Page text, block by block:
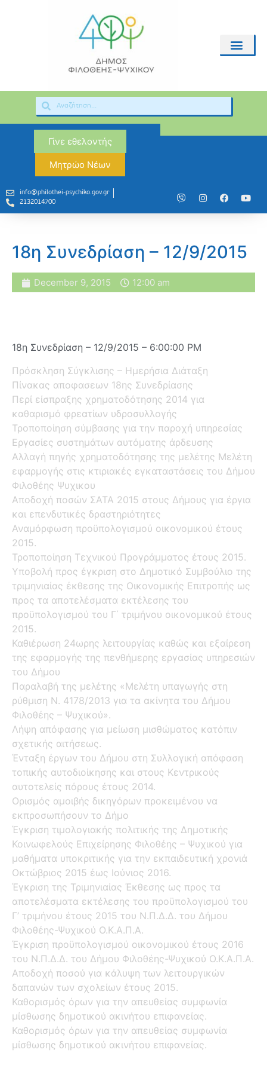
Γίνε εθελοντής
Μητρώο Νέων
info@philothei-psychiko.gov.gr
2132014700
18η Συνεδρίαση – 12/9/2015
December 9, 2015 12:00 am
18η Συνεδρίαση – 12/9/2015 – 6:00:00 PM
Πρόσκληση Σύγκλισης – Ημερήσια Διάταξη
Πίνακας αποφασεων 18ης Συνεδρίασης
Περί είσπραξης χρηματοδότησης 2014 για
καθαρισμό φρεατίων υδροσυλλογής
Τροποποίηση σύμβασης για την παροχή υπηρεσίας
Εργασίες συστημάτων αυτόματης άρδευσης
Αλλαγή πηγής χρηματοδότησης της μελέτης Μελέτη
εφαρμογής στις κτιριακές εγκαταστάσεις του Δήμου
Φιλοθέης Ψυχικου
Αποδοχή ποσών ΣΑΤΑ 2015 στους Δήμους για έργια
και επενδυτικές δραστηριότητες
Αναμόρφωση προϋπολογισμού οικονομικού έτους
2015.
Τροποποίηση Τεχνικού Προγράμματος έτους 2015.
Υποβολή προς έγκριση στο Δημοτικό Συμβούλιο της
τριμηνιαίας έκθεσης της Οικονομικής Επιτροπής ως
προς τα αποτελέσματα εκτέλεσης του
προϋπολογισμού του Γ΄ τριμήνου οικονομικού έτους
2015.
Καθιέρωση 24ωρης λειτουργίας καθώς και εξαίρεση
της εφαρμογής της πενθήμερης εργασίας υπηρεσιών
του Δήμου
Παραλαβή της μελέτης «Μελέτη υπαγωγής στη
ρύθμιση Ν. 4178/2013 για τα ακίνητα του Δήμου
Φιλοθέης – Ψυχικού».
Λήψη απόφασης για μείωση μισθώματος κατόπιν
σχετικής αιτήσεως.
Ένταξη έργων του Δήμου στη Συλλογική απόφαση
τοπικής αυτοδιοίκησης και στους Κεντρικούς
αυτοτελείς πόρους έτους 2014.
Ορισμός αμοιβής δικηγόρων προκειμένου να
εκπροσωπήσουν το Δήμο
Έγκριση τιμολογιακής πολιτικής της Δημοτικής
Κοινωφελούς Επιχείρησης Φιλοθέης – Ψυχικού για
μαθήματα υποκριτικής για την εκπαιδευτική χρονιά
Οκτώβριος 2015 έως Ιούνιος 2016.
Έγκριση της Τριμηνιαίας Έκθεσης ως προς τα
αποτελέσματα εκτέλεσης του προϋπολογισμού του
Γ’ τριμήνου έτους 2015 του Ν.Π.Δ.Δ. του Δήμου
Φιλοθέης-Ψυχικού Ο.Κ.Α.Π.Α.
Έγκριση προϋπολογισμού οικονομικού έτους 2016
του Ν.Π.Δ.Δ. του Δήμου Φιλοθέης-Ψυχικού Ο.Κ.Α.Π.Α.
Αποδοχή ποσού για κάλυψη των λειτουργικών
δαπανών των σχολείων έτους 2015.
Καθορισμός όρων για την απευθείας συμφωνία
μίσθωσης δημοτικού ακινήτου επιφανείας.
Καθορισμός όρων για την απευθείας συμφωνία
μίσθωσης δημοτικού ακινήτου επιφανείας.